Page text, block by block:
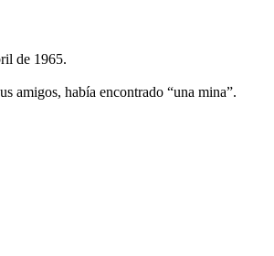
de 1965.
amigos, había encontrado “una mina”.